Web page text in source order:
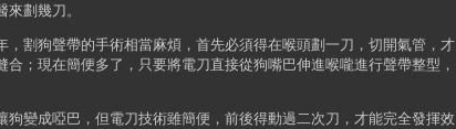
劃幾刀。
割狗聲帶的手術相當麻煩，首先必須得在喉頭劃一刀，切開氣管，才
合；現在簡便多了，只要將電刀直接從狗嘴巴伸進喉嚨進行聲帶整型，
變成啞巴，但電刀技術雖簡便，前後得動過二次刀，才能完全發揮效